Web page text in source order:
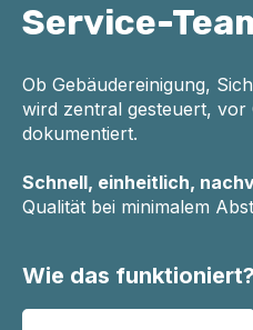
Service-
Ob Gebäudereinigung,
wird zentral gesteuert, vor
dokumentiert.
Schnell, einheitlich,
Qualität bei minimalem
Wie das funktioniert?